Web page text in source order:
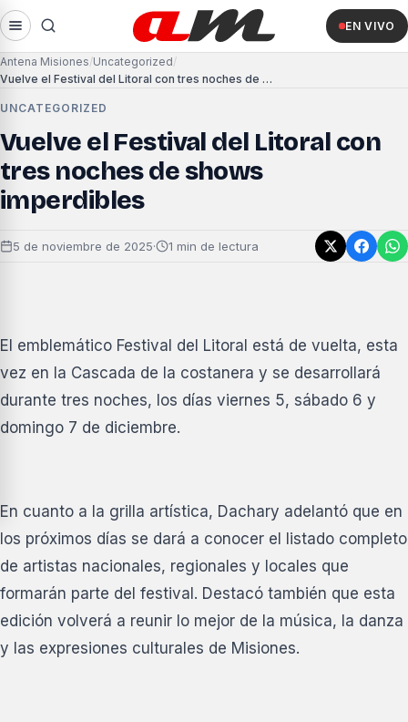
EN VIVO
Antena Misiones Uncategorized
Vuelve el Festival del Litoral con tres noches de shows imperdibles
UNCATEGORIZED
Vuelve el Festival del Litoral con
tres noches de shows
imperdibles
5 de noviembre de 2025· 1 min de lectura
El emblemático Festival del Litoral está de vuelta, esta
vez en la Cascada de la costanera y se desarrollará
durante tres noches, los días viernes 5, sábado 6 y
domingo 7 de diciembre.
En cuanto a la grilla artística, Dachary adelantó que en
los próximos días se dará a conocer el listado completo
de artistas nacionales, regionales y locales que
formarán parte del festival. Destacó también que esta
edición volverá a reunir lo mejor de la música, la danza
y las expresiones culturales de Misiones.